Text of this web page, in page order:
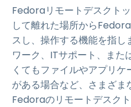
Fedoraリモートデスクト
して離れた場所から
スし、操作する機能を指し
ワーク、ITサポート、また
くてもファイルやアプリ
がある場合など、さまざま
Fedoraのリモートデスク